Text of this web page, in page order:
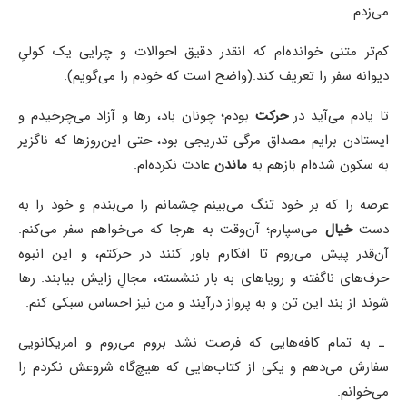
می‌زدم.
کم‌تر متنی خوانده‌ام که انقدر دقیق احوالات و چرایی یک کولیِ
دیوانه سفر را تعریف کند.(واضح است که خودم را می‌گویم).
تا یادم می‌آید درحرکت بودم؛ چونان باد، رها و آزاد می‌چرخیدم و
ایستادن برایم مصداق مرگی تدریجی بود، حتی این‌‌روزها که ناگزیر
به سکون شده‌ام بازهم به ماندن عادت نکرده‌ام.
عرصه را که بر خود تنگ می‌بینم چشمانم را می‌بندم و خود را به
دستخیال می‌سپارم؛ آن‌وقت به هرجا که می‌خواهم سفر می‌کنم.
آن‌قدر پیش می‌روم تا افکارم باور کنند در حرکتم، و این انبوه
حرف‌های ناگفته و رویاهای به بار ننشسته، مجالِ زایش بیابند. رها
شوند از بند این تن و به پرواز درآیند و من نیز احساس سبکی کنم.
ـ به تمام کافه‌هایی که فرصت نشد بروم می‌روم و امریکانویی
سفارش می‌دهم و یکی از کتاب‌هایی که هیچ‌گاه شروعش نکردم را
می‌خوانم.